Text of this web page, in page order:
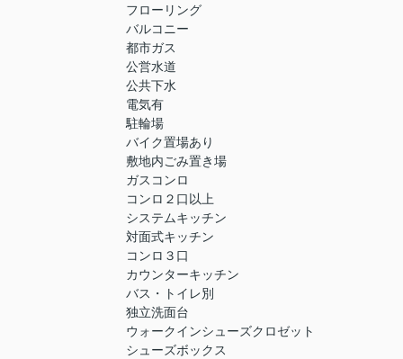
フローリング
バルコニー
都市ガス
公営水道
公共下水
電気有
駐輪場
バイク置場あり
敷地内ごみ置き場
ガスコンロ
コンロ２口以上
システムキッチン
対面式キッチン
コンロ３口
カウンターキッチン
バス・トイレ別
独立洗面台
ウォークインシューズクロゼット
シューズボックス